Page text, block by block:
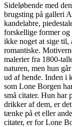
Sideløbende med
brugsting på galleri
kandelabre,
forskellige former og
ikke noget at sige til,
romantiske.
malerier fra 1800-
naturen, men hun
ud af hende. Inden i
som Lone Borgen
små citater. Hun har
drikker af dem, er
tænke på et eller
citater, er for Lone